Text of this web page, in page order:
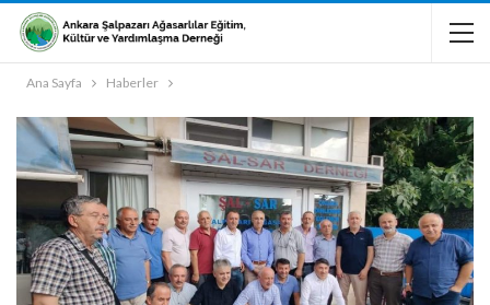
Ana Sayfa Haberler